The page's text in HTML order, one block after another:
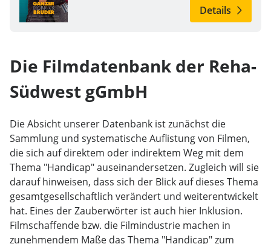
Details
Die Filmdatenbank der Reha-
Südwest gGmbH
Die Absicht unserer Datenbank ist zunächst die
Sammlung und systematische Auflistung von Filmen,
die sich auf direktem oder indirektem Weg mit dem
Thema "Handicap" auseinandersetzen. Zugleich will sie
darauf hinweisen, dass sich der Blick auf dieses Thema
gesamtgesellschaftlich verändert und weiterentwickelt
hat. Eines der Zauberwörter ist auch hier Inklusion.
Filmschaffende bzw. die Filmindustrie machen in
zunehmendem Maße das Thema "Handicap" zum